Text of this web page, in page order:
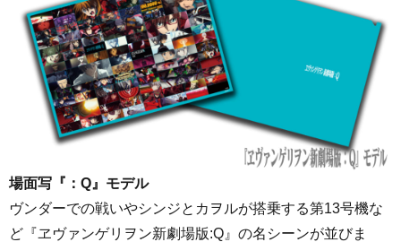
場面写『：Q』モデル
ヴンダーでの戦いやシンジとカヲルが搭乗する第13号機な
ど『ヱヴァンゲリヲン新劇場版:Q』の名シーンが並びま